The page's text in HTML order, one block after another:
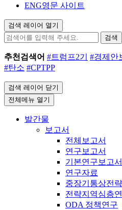
ENG영문 사이트
검색 레이어 열기
검색
추천검색어 #트럼프2기 #경제안
#탄소 #CPTPP
검색 레이어 닫기
전체메뉴 열기
발간물
보고서
전체보고서
연구보고서
기본연구보고서
연구자료
중장기통상전
전략지역심층
ODA 정책연구